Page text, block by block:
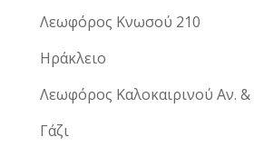
Λεωφόρος Κνωσού 210
Ηράκλειο
Λεωφόρος Καλοκαιρινού Αν.
Γάζι